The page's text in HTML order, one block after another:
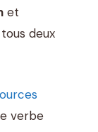
et
deux
verbe